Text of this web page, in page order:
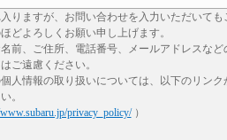
りますが、お問い合わせを入力いただいても
どよろしくお願い申し上げます。
前、ご住所、電話番号、メールアドレスなど
ご遠慮ください。
人情報の取り扱いについては、以下のリンク
。
privacy_policy/）